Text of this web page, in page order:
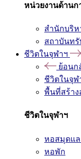
หน่วยงานด้านก
สำนักบริห
สถาบันท
ชีวิตในจุฬาฯ
ย้อนก
ชีวิตในจุฬ
พื้นที่สร้าง
ชีวิตในจุฬาฯ
หอสมุดแ
หอพัก